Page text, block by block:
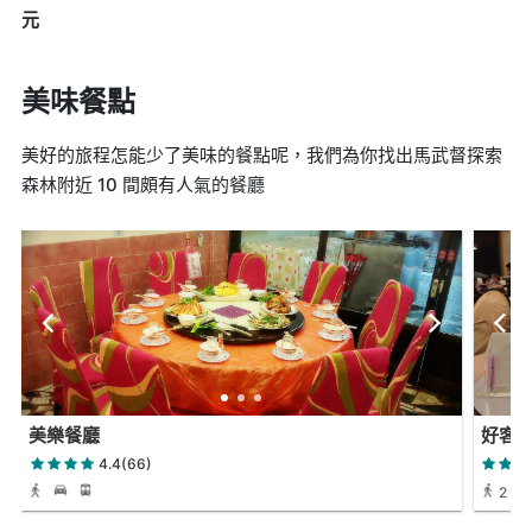
元
美味餐點
美好的旅程怎能少了美味的餐點呢，我們為你找出馬武督探索
森林附近 10 間頗有人氣的餐廳
美樂餐廳
4.4(66)
好客
2 天